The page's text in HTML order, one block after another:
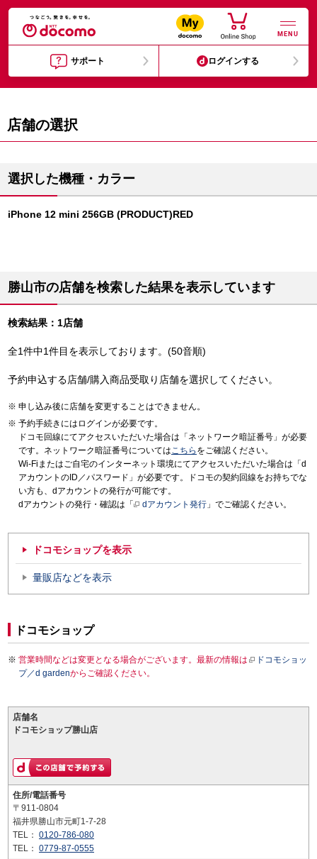
MENU
サポート ログインする
店舗の選択
選択した機種・カラー
iPhone 12 mini 256GB (PRODUCT)RED
勝山市の店舗を検索した結果を表示しています
検索結果：1店舗
全1件中1件目を表示しております。(50音順)
予約申込する店舗/購入商品受取り店舗を選択してください。
申し込み後に店舗を変更することはできません。
予約手続きにはログインが必要です。
ドコモ回線にてアクセスいただいた場合は「ネットワーク暗証番号」が必要
です。ネットワーク暗証番号についてはこちら をご確認ください。
Wi-Fiまたはご自宅のインターネット環境にてアクセスいただいた場合は「d
アカウントのID／パスワード」が必要です。ドコモの契約回線をお持ちでな
い方も、dアカウントの発行が可能です。
dアカウントの発行・確認は「
dアカウント発行 」でご確認ください。
ドコモショップを表示
量販店などを表示
ドコモショップ
営業時間などは変更となる場合がございます。最新の情報は
ドコモショッ
プ／d gardenからご確認ください。
店舗名
ドコモショップ勝山店
住所/電話番号
〒911-0804
福井県勝山市元町1-7-28
TEL： 0120-786-080
TEL： 0779-87-0555